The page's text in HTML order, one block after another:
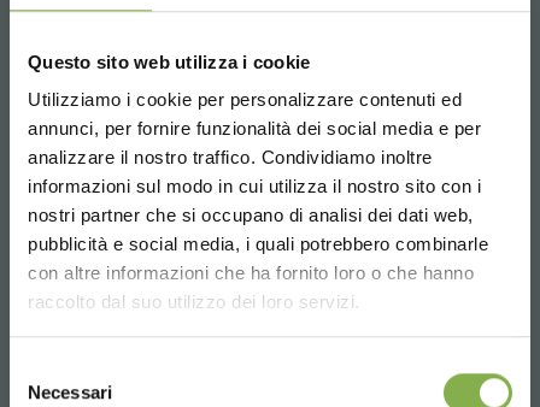
Questo sito web utilizza i cookie
Utilizziamo i cookie per personalizzare contenuti ed
annunci, per fornire funzionalità dei social media e per
analizzare il nostro traffico. Condividiamo inoltre
informazioni sul modo in cui utilizza il nostro sito con i
nostri partner che si occupano di analisi dei dati web,
pubblicità e social media, i quali potrebbero combinarle
con altre informazioni che ha fornito loro o che hanno
raccolto dal suo utilizzo dei loro servizi.
delNecessari
Turner Garden rénove sa Garden Center pour
augmenter ses ventes
concept Garden Center of the Future pour répondre aux
Choose the country you are in and your
language for a better browsing experience